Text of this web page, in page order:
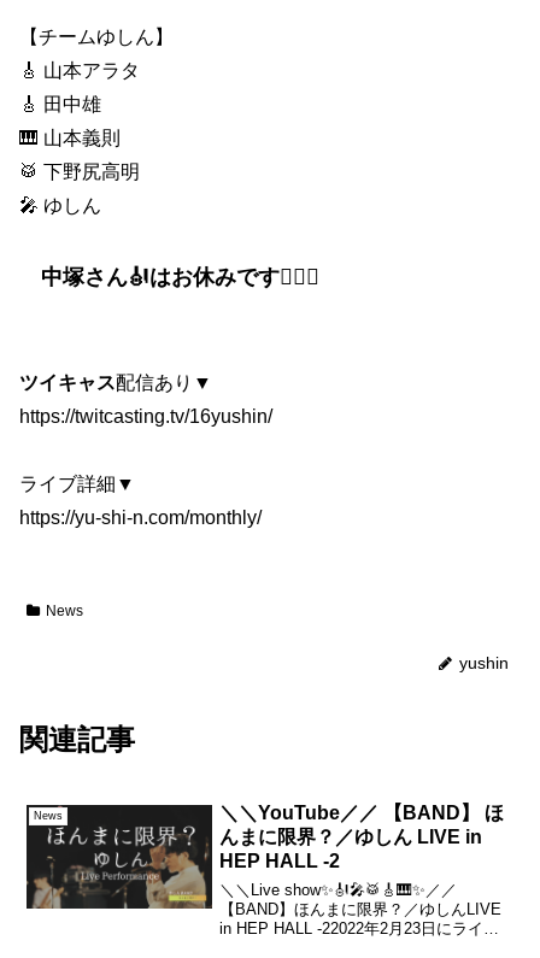
【チームゆしん】
🎸 山本アラタ
🎸 田中雄
🎹 山本義則
🥁 下野尻高明
🎤 ゆしん
中塚さん🎻はお休みです💁🏻‍♂️
ツイキャス配信あり▼
https://twitcasting.tv/16yushin/
ライブ詳細▼
https://yu-shi-n.com/monthly/
News
yushin
関連記事
News
＼＼YouTube／／ 【BAND】 ほ
んまに限界？／ゆしん LIVE in
HEP HALL -2
＼＼Live show✨🎻🎤🥁🎸🎹✨／／
【BAND】ほんまに限界？／ゆしんLIVE
in HEP HALL -22022年2月23日にライブ